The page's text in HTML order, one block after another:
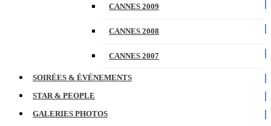
CANNES 2009
CANNES 2008
CANNES 2007
SOIRÉES & ÉVÉNEMENTS
STAR & PEOPLE
GALERIES PHOTOS